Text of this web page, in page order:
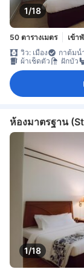
1/18
50 ตารางเมตร เข้า
วิว: เมือง
กาต้มน้
ผ้าเช็ดตัว
ฝักบัว
ห้องมาตรฐาน
1/18